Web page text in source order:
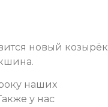
новый козырёк
наших
у нас